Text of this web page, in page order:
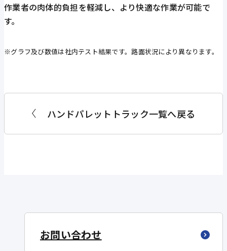
作業者の肉体的負担を軽減し、より快適な作業が可能で
す。
※グラフ及び数値は社内テスト結果です。路面状況により異なります。
ハンドパレットトラック一覧へ戻る
お問い合わせ